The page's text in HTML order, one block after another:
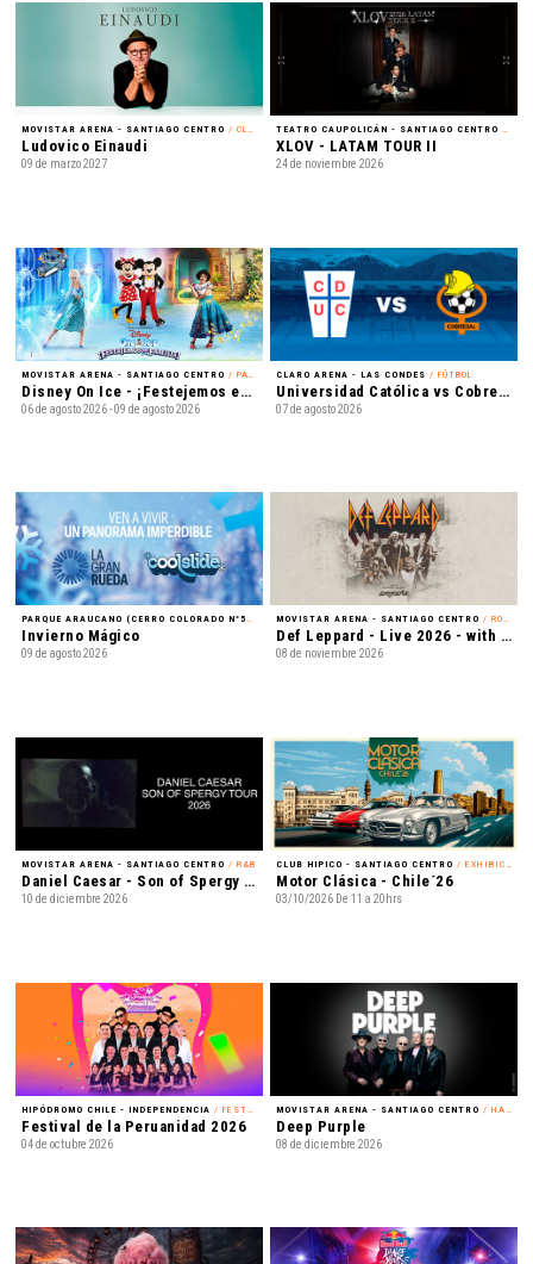
MOVISTAR ARENA - SANTIAGO CENTRO / CLÁSICA
Ludovico Einaudi
09 de marzo 2027
TEATRO CAUPOLICÁN - SANTIAGO CENTRO
XLOV - LATAM TOUR II
24 de noviembre 2026
MOVISTAR ARENA - SANTIAGO CENTRO / PATINAJE EN HIELO
Disney On Ice - ¡Festejemos en Familia!
06 de agosto 2026 - 09 de agosto 2026
CLARO ARENA - LAS CONDES / FÚTBOL
Universidad Católica vs Cobresal - Liga de Primera Mercado Libre - Fecha 18
07 de agosto 2026
/ FAMILIA
Invierno Mágico
09 de agosto 2026
MOVISTAR ARENA - SANTIAGO CENTRO / ROCK
Def Leppard - Live 2026 - with Special Guest Extreme
08 de noviembre 2026
MOVISTAR ARENA - SANTIAGO CENTRO / R&B
Daniel Caesar - Son of Spergy Tour 2026
10 de diciembre 2026
CLUB HIPICO - SANTIAGO CENTRO / EXHIBICIÓN
Motor Clásica - Chile´26
03/10/2026 De 11 a 20hrs
HIPÓDROMO CHILE - INDEPENDENCIA / FESTIVAL
Festival de la Peruanidad 2026
04 de octubre 2026
MOVISTAR ARENA - SANTIAGO CENTRO / HARD ROCK
Deep Purple
08 de diciembre 2026